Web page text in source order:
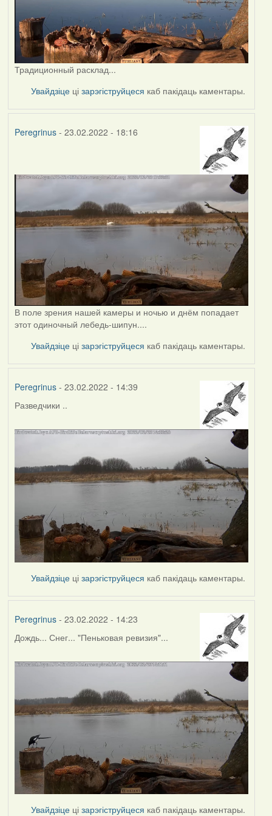
Традиционный расклад...
Увайдзіце цізарэгіструйцеся каб пакідаць каментары.
Peregrinus- 23.02.2022 - 18:16
В поле зрения нашей камеры и ночью и днём попадает
этот одиночный лебедь-шипун....
Увайдзіце цізарэгіструйцеся каб пакідаць каментары.
Peregrinus- 23.02.2022 - 14:39
Разведчики ..
Увайдзіце цізарэгіструйцеся каб пакідаць каментары.
Peregrinus- 23.02.2022 - 14:23
Дождь... Снег... "Пеньковая ревизия"...
Увайдзіце цізарэгіструйцеся каб пакідаць каментары.